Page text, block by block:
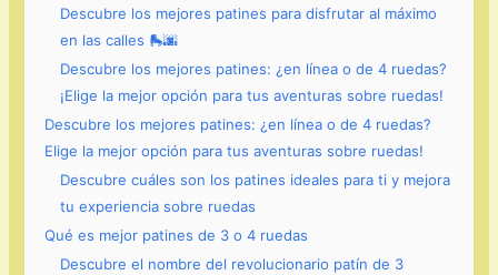
Descubre los mejores patines para disfrutar al máximo
en las calles 🛼🌆
Descubre los mejores patines: ¿en línea o de 4 ruedas?
¡Elige la mejor opción para tus aventuras sobre ruedas!
Descubre los mejores patines: ¿en línea o de 4 ruedas?
Elige la mejor opción para tus aventuras sobre ruedas!
Descubre cuáles son los patines ideales para ti y mejora
tu experiencia sobre ruedas
Qué es mejor patines de 3 o 4 ruedas
Descubre el nombre del revolucionario patín de 3